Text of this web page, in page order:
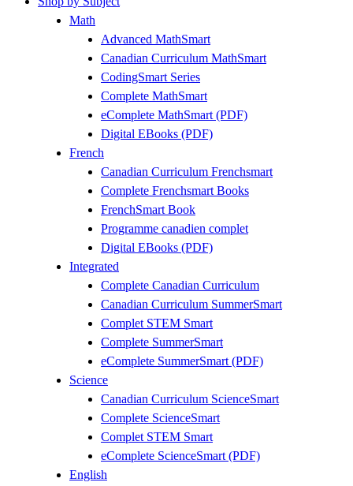
Math
Advanced MathSmart
Canadian Curriculum MathSmart
CodingSmart Series
Complete MathSmart
eComplete MathSmart (PDF)
Digital EBooks (PDF)
French
Canadian Curriculum Frenchsmart
Complete Frenchsmart Books
FrenchSmart Book
Programme canadien complet
Digital EBooks (PDF)
Integrated
Complete Canadian Curriculum
Canadian Curriculum SummerSmart
Complet STEM Smart
Complete SummerSmart
eComplete SummerSmart (PDF)
Science
Canadian Curriculum ScienceSmart
Complete ScienceSmart
Complet STEM Smart
eComplete ScienceSmart (PDF)
English